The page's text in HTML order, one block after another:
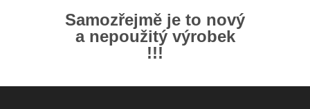
Samozřejmě je to nový
a nepoužitý výrobek
!!!